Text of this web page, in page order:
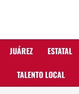
JUÁREZ ESTATAL
TALENTO LOCAL